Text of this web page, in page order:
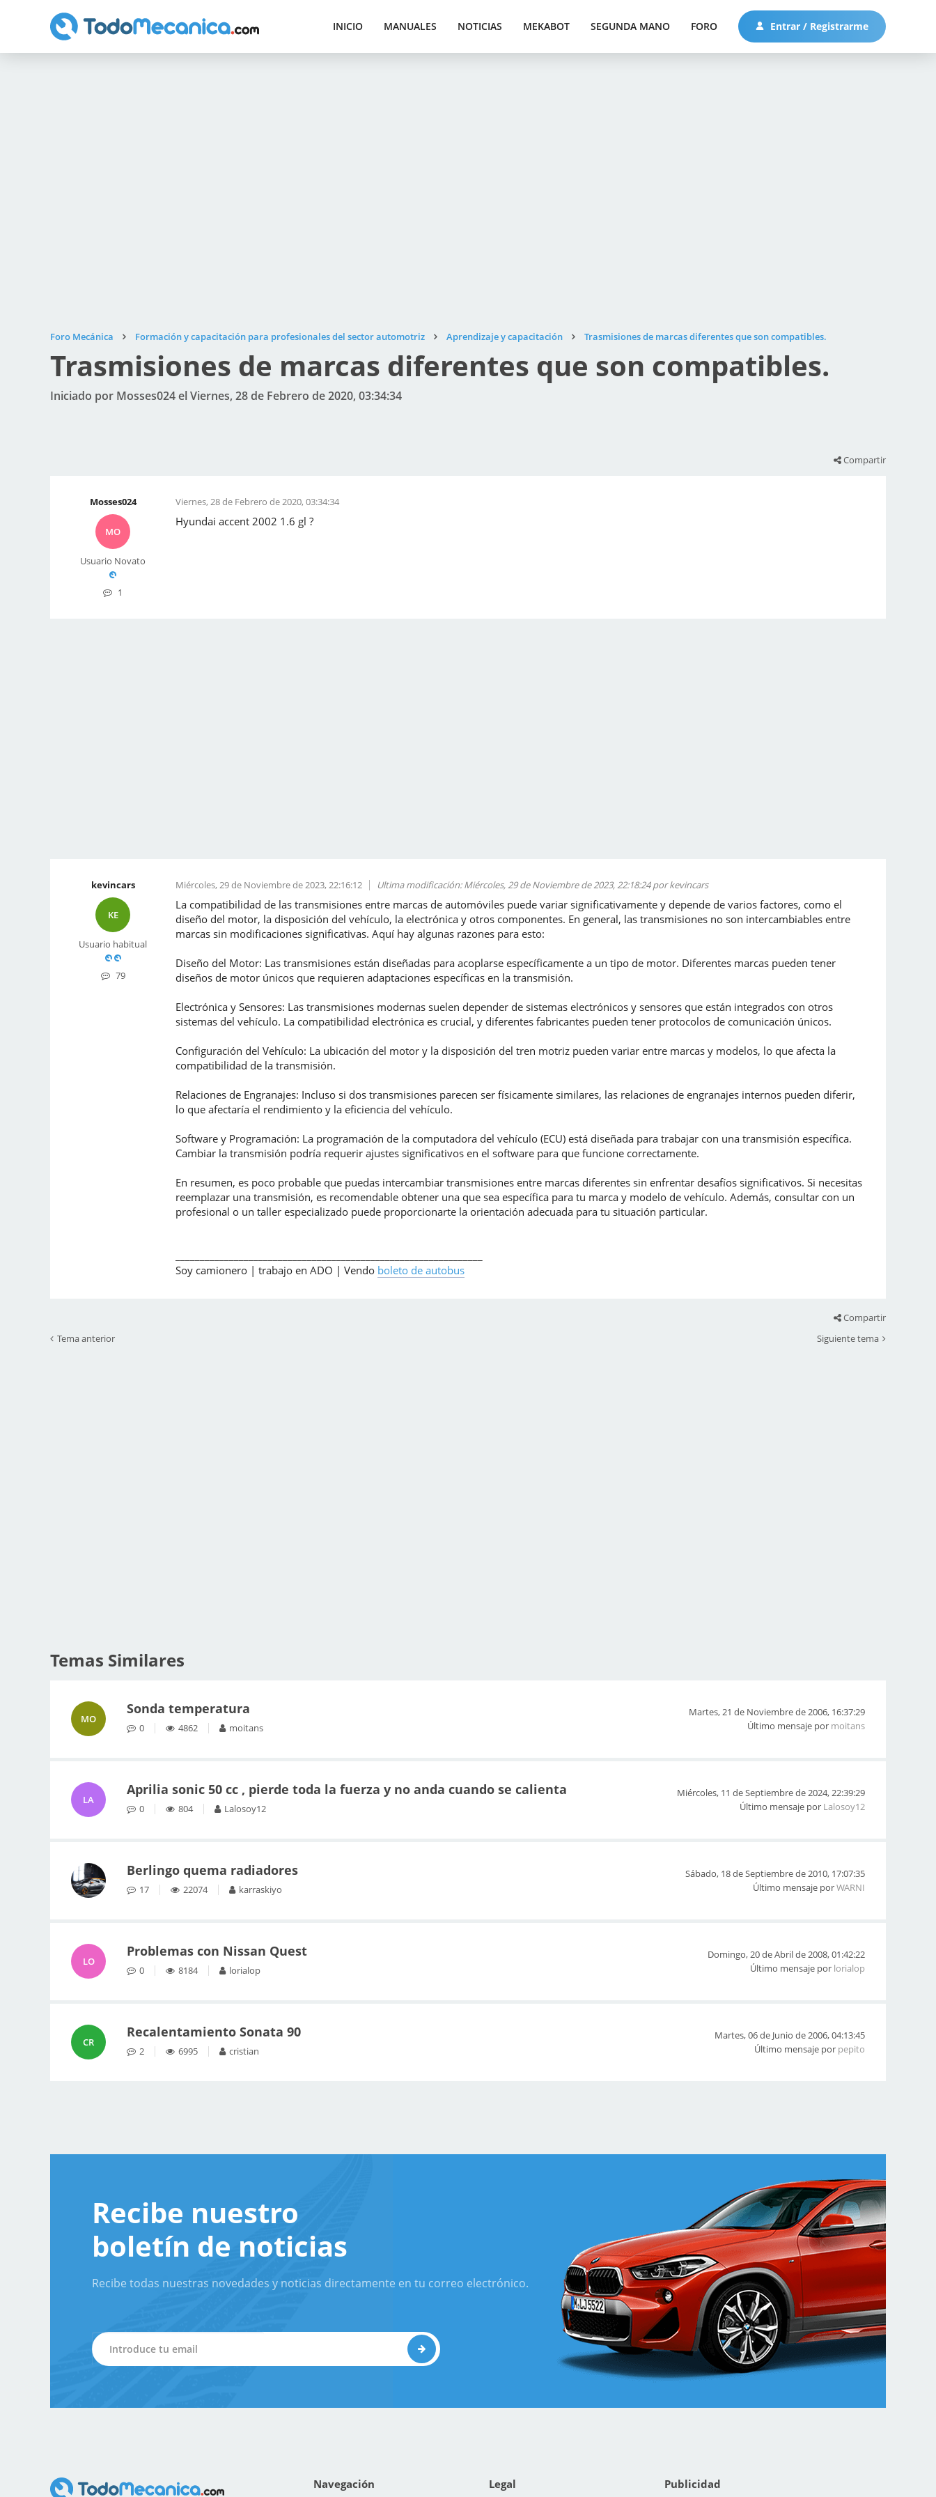
INICIO MANUALES NOTICIAS MEKABOT SEGUNDA MANO FORO Entrar / Registrarme
Foro Mecánica Formación y capacitación para profesionales del sector automotriz Aprendizaje y capacitación Trasmisiones de marcas diferentes que son compatibles.
Trasmisiones de marcas diferentes que son compatibles.
Iniciado por Mosses024 el Viernes, 28 de Febrero de 2020, 03:34:34
Compartir
Mosses024
MO
Usuario Novato
1
Viernes, 28 de Febrero de 2020, 03:34:34
Hyundai accent 2002 1.6 gl ?
kevincars
KE
Usuario habitual
79
Miércoles, 29 de Noviembre de 2023, 22:16:12 Ultima modificación: Miércoles, 29 de Noviembre de 2023, 22:18:24 por kevincars
La compatibilidad de las transmisiones entre marcas de automóviles puede variar significativamente y depende de varios factores, como el
diseño del motor, la disposición del vehículo, la electrónica y otros componentes. En general, las transmisiones no son intercambiables entre
marcas sin modificaciones significativas. Aquí hay algunas razones para esto:
Diseño del Motor: Las transmisiones están diseñadas para acoplarse específicamente a un tipo de motor. Diferentes marcas pueden tener
diseños de motor únicos que requieren adaptaciones específicas en la transmisión.
Electrónica y Sensores: Las transmisiones modernas suelen depender de sistemas electrónicos y sensores que están integrados con otros
sistemas del vehículo. La compatibilidad electrónica es crucial, y diferentes fabricantes pueden tener protocolos de comunicación únicos.
Configuración del Vehículo: La ubicación del motor y la disposición del tren motriz pueden variar entre marcas y modelos, lo que afecta la
compatibilidad de la transmisión.
Relaciones de Engranajes: Incluso si dos transmisiones parecen ser físicamente similares, las relaciones de engranajes internos pueden diferir,
lo que afectaría el rendimiento y la eficiencia del vehículo.
Software y Programación: La programación de la computadora del vehículo (ECU) está diseñada para trabajar con una transmisión específica.
Cambiar la transmisión podría requerir ajustes significativos en el software para que funcione correctamente.
En resumen, es poco probable que puedas intercambiar transmisiones entre marcas diferentes sin enfrentar desafíos significativos. Si necesitas
reemplazar una transmisión, es recomendable obtener una que sea específica para tu marca y modelo de vehículo. Además, consultar con un
profesional o un taller especializado puede proporcionarte la orientación adecuada para tu situación particular.
Soy camionero | trabajo en ADO | Vendo boleto de autobus
Compartir
Tema anterior
Siguiente tema
Temas Similares
MO
Sonda temperatura
0 4862 moitans
Martes, 21 de Noviembre de 2006, 16:37:29
Último mensaje por moitans
LA
Aprilia sonic 50 cc , pierde toda la fuerza y no anda cuando se calienta
0 804 Lalosoy12
Miércoles, 11 de Septiembre de 2024, 22:39:29
Último mensaje por Lalosoy12
Berlingo quema radiadores
17 22074 karraskiyo
Sábado, 18 de Septiembre de 2010, 17:07:35
Último mensaje porWARNI
LO
Problemas con Nissan Quest
0 8184 lorialop
Domingo, 20 de Abril de 2008, 01:42:22
Último mensaje por lorialop
CR
Recalentamiento Sonata 90
2 6995 cristian
Martes, 06 de Junio de 2006, 04:13:45
Último mensaje por pepito
Recibe nuestro
boletín de noticias
Recibe todas nuestras novedades y noticias directamente en tu correo electrónico.
Navegación Legal Publicidad